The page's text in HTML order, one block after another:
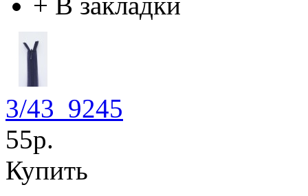
3/43_9245
55р.
Купить